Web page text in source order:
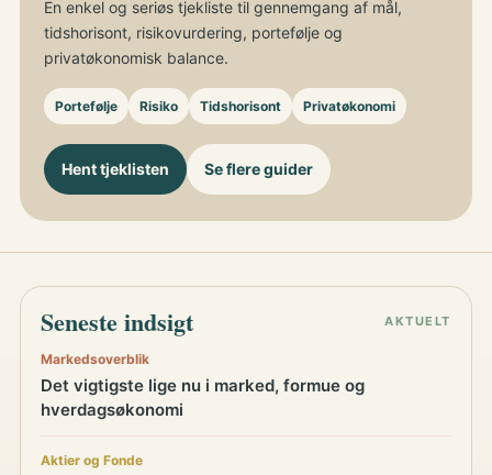
En enkel og seriøs tjekliste til gennemgang af mål,
tidshorisont, risikovurdering, portefølje og
privatøkonomisk balance.
Portefølje Risiko Tidshorisont Privatøkonomi
Hent tjeklisten Se flere guider
Seneste indsigt AKTUELT
Markedsoverblik
Det vigtigste lige nu i marked, formue og
hverdagsøkonomi
Aktier og Fonde